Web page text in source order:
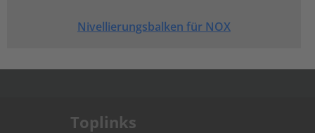
Nivellierungsbalken für NOX
Toplinks